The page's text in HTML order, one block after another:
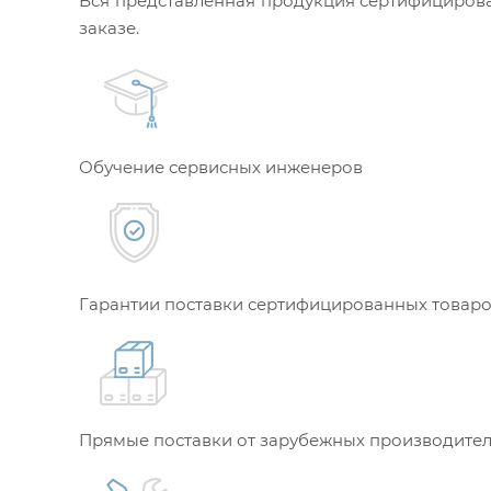
заказе.
Обучение сервисных инженеров
Гарантии поставки сертифицированных
Прямые поставки от зарубежных